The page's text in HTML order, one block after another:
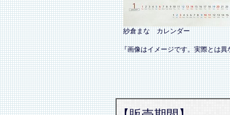
紗倉まな カレンダー
『画像はイメージです。実際とは